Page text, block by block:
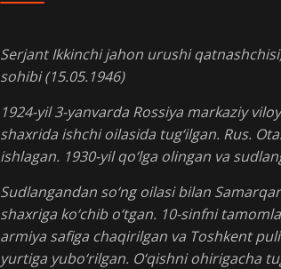
Serjant Ikkinchi jahon urushi
sohibi (15.05.1946)
1924-yil 3-yanvarda Rossiya markaziy
shaxrida ishchi oilasida tug‘ilgan. Rus.
ishlagan. 1930-yil qo‘lga olingan va
Sudlangandan so‘ng oilasi bilan
shaxriga ko‘chib o‘tgan. 10-sinfni
armiya safiga chaqirilgan va Toshkent
yurtiga yubo‘rilgan. O‘qishni ohirigacha